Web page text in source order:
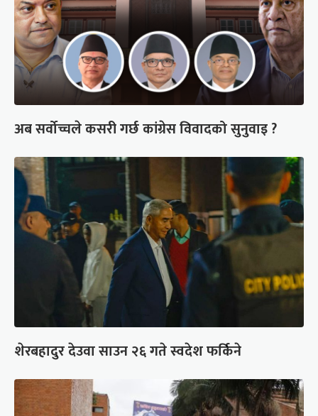
अब सर्वोच्चले कसरी गर्छ कांग्रेस विवादको सुनुवाइ ?
शेरबहादुर देउवा साउन २६ गते स्वदेश फर्किने